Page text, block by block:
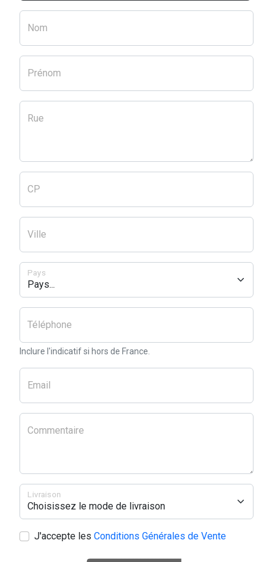
Nom
Prénom
Rue
CP
Ville
Pays
Téléphone
Inclure l'indicatif si hors de France.
Email
Commentaire
Livraison
J'accepte les Conditions Générales de Vente